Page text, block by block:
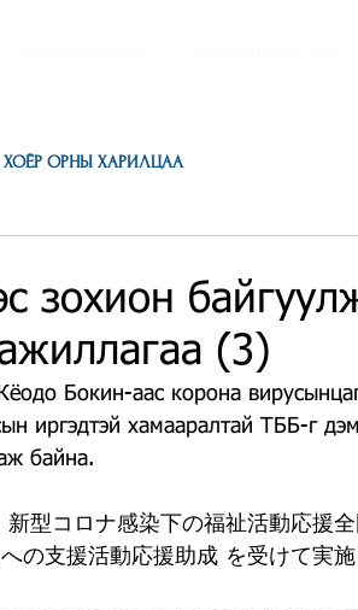
ОРНЫ ХАРИЛЦАА
зохион
(3)
Бокин-аас корона
иргэдтэй хамааралтай ТББ-г
байна.
型コロナ感染下の福祉活動応援
の支援活動応援助成 を受けて実